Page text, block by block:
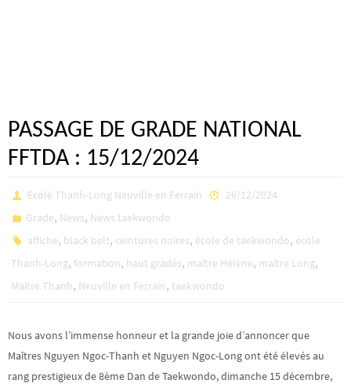
PASSAGE DE GRADE NATIONAL
FFTDA : 15/12/2024
Ecole Thanh-Long Neuville en Ferrain
26/12/2024
Grade, News, News taekwondo
affiche, black belt, ceintures noires, école de taekwondo, école
Thanh-Long, formation, haut gradés, maître Hélène, maître Long,
Maître Thanh, Neuville en Ferrain, taekwondo
Nous avons l’immense honneur et la grande joie d’annoncer que
Maîtres Nguyen Ngoc-Thanh et Nguyen Ngoc-Long ont été élevés au
rang prestigieux de 8ème Dan de Taekwondo, dimanche 15 décembre,